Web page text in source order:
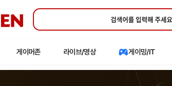
게이머존 라이브/영상 게이밍/IT